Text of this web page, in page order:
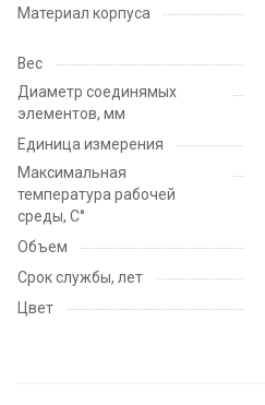
Материал корпуса
Вес
Диаметр соединямых
элементов, мм
Единица измерения
Максимальная
температура рабочей
среды, С°
Объем
Срок службы, лет
Цвет